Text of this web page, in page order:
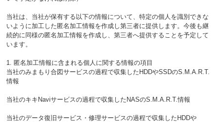
当社は、当社が保有する以下の情報について、特定の個人を識別できな
いように加工した匿名加工情報を作成し第三者に提供します。今後も継
続的に同様の匿名加工情報を作成し、第三者へ提供することを予定して
います。
1. 匿名加工情報に含まれる個人に関する情報の項目
当社のみまもり合図サービスの過程で収集したHDDやSSDのS.M.A.R.T.
情報
当社のキキNaviサービスの過程で収集したNASのS.M.A.R.T.情報
当社のデータ復旧サービス・修理サービスの過程で収集したHDDや